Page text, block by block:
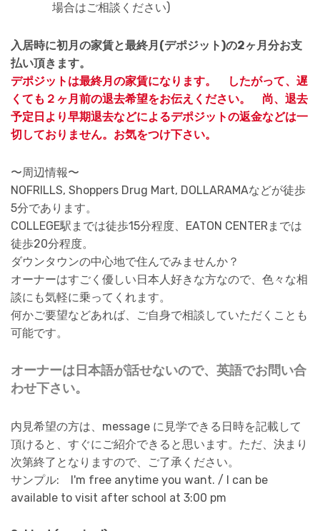
場合はご相談ください)
入居時に初月の家賃と最終月(デポジット)の2ヶ月分お支
払い頂きます。
デポジットは最終月の家賃になります。 したがって、遅
くても２ヶ月前の退去希望をお伝えください。 尚、退去
予定日より早期退去などによるデポジットの返金などは一
切しておりません。お気をつけ下さい。
〜周辺情報〜
NOFRILLS, Shoppers Drug Mart, DOLLARAMAなどが徒歩
5分であります。
COLLEGE駅までは徒歩15分程度、EATON CENTERまでは
徒歩20分程度。
ダウンタウンの中心地で住んでみませんか？
オーナーはすごく優しい日本人好きな方なので、色々な相
談にも気軽に乗ってくれます。
何かご要望などあれば、ご自身で相談していただくことも
可能です。
オーナーは日本語が話せないので、英語でお問い合
わせ下さい。
内見希望の方は、message に見学できる日時を記載して
頂けると、すぐにご紹介できると思います。ただ、決まり
次第終了となりますので、ご了承ください。
サンプル: I'm free anytime you want. / I can be
available to visit after school at 3:00 pm